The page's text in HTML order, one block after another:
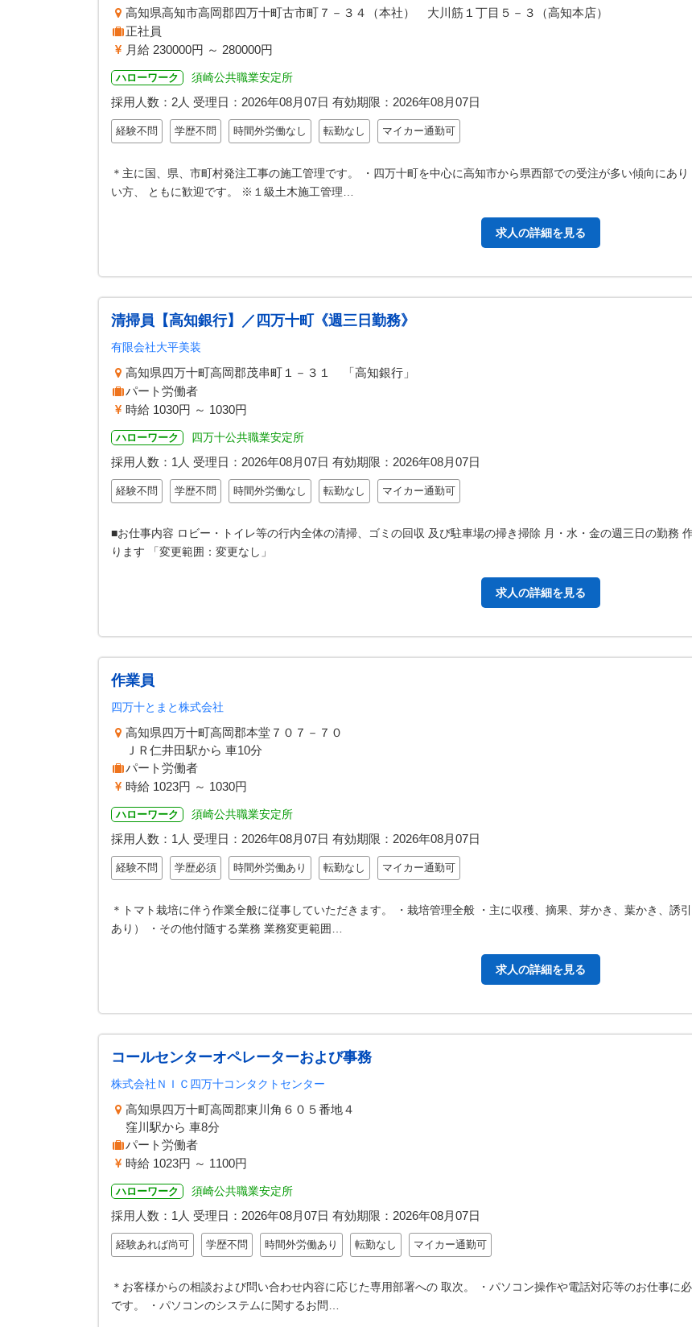
高知県高知市高岡郡四万十町古市町７－３４（本社） 大川筋１丁目５－３（高知本店）
正社員
月給 230000円 ～ 280000円
ハローワーク 須崎公共職業安定所
採用人数：2人 受理日： 2026年08月07日 有効期限： 2026年08月07日
経験不問 学歴不問 時間外労働なし 転勤なし マイカー通勤可
＊主に国、県、市町村発注工事の施工管理です。 ・四万十町を中心に高知市から県西部での受注が多い傾向にあ
い方、 ともに歓迎です。 ※１級土木施工管理…
求人の詳細を見る
清掃員【高知銀行】／四万十町《週三日勤務》
有限会社大平美装
高知県四万十町高岡郡茂串町１－３１ 「高知銀行」
パート労働者
時給 1030円 ～ 1030円
ハローワーク 四万十公共職業安定所
採用人数：1人 受理日： 2026年08月07日 有効期限： 2026年08月07日
経験不問 学歴不問 時間外労働なし 転勤なし マイカー通勤可
■お仕事内容 ロビー・トイレ等の行内全体の清掃、ゴミの回収 及び駐車場の掃き掃除 月・水・金の週三日の勤務
ります 「変更範囲：変更なし」
求人の詳細を見る
作業員
四万十とまと株式会社
高知県四万十町高岡郡本堂７０７－７０
ＪＲ仁井田駅から 車10分
パート労働者
時給 1023円 ～ 1030円
ハローワーク 須崎公共職業安定所
採用人数：1人 受理日： 2026年08月07日 有効期限： 2026年08月07日
経験不問 学歴必須 時間外労働あり 転勤なし マイカー通勤可
＊トマト栽培に伴う作業全般に従事していただきます。 ・栽培管理全般 ・主に収穫、摘果、芽かき、葉かき、誘
あり） ・その他付随する業務 業務変更範囲…
求人の詳細を見る
コールセンターオペレーターおよび事務
株式会社ＮＩＣ四万十コンタクトセンター
高知県四万十町高岡郡東川角６０５番地４
窪川駅から 車8分
パート労働者
時給 1023円 ～ 1100円
ハローワーク 須崎公共職業安定所
採用人数：1人 受理日： 2026年08月07日 有効期限： 2026年08月07日
経験あれば尚可 学歴不問 時間外労働あり 転勤なし マイカー通勤可
＊お客様からの相談および問い合わせ内容に応じた専用部署への 取次。 ・パソコン操作や電話対応等のお仕事に
です。 ・パソコンのシステムに関するお問…